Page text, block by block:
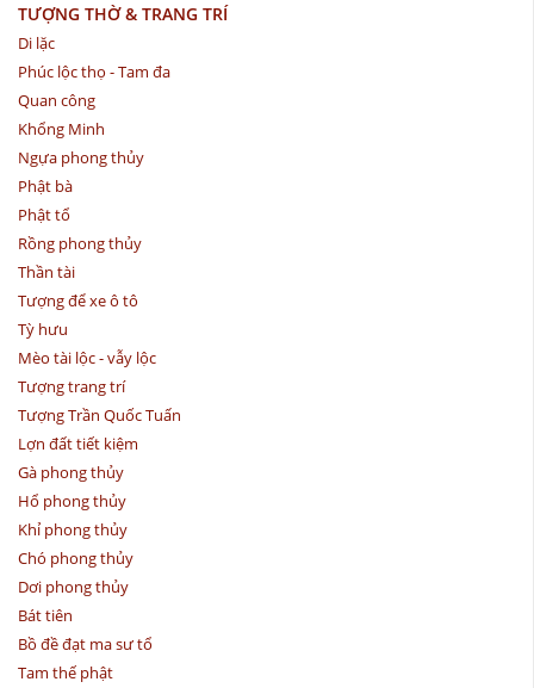
TƯỢNG THỜ & TRANG TRÍ
Di lặc
Phúc lộc thọ - Tam đa
Quan công
Khổng Minh
Ngựa phong thủy
Phật bà
Phật tổ
Rồng phong thủy
Thần tài
Tượng để xe ô tô
Tỳ hưu
Mèo tài lộc - vẫy lộc
Tượng trang trí
Tượng Trần Quốc Tuấn
Lợn đất tiết kiệm
Gà phong thủy
Hổ phong thủy
Khỉ phong thủy
Chó phong thủy
Dơi phong thủy
Bát tiên
Bồ đề đạt ma sư tổ
Tam thế phật